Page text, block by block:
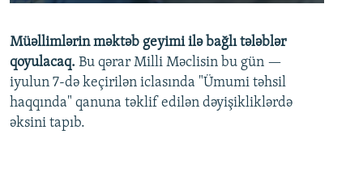
360p
480p
720p
Müəllimlərin məktəb geyimi ilə bağlı tələblər
qoyulacaq. Bu qərar Milli Məclisin bu gün —
iyulun 7-də keçirilən iclasında "Ümumi təhsil
haqqında" qanuna təklif edilən dəyişikliklərdə
əksini tapıb.